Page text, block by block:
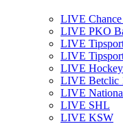
LIVE
LIVE PKO
LIVE
LIVE
LIVE
LIVE Betclic
LIVE
LIVE SHL
LIVE KSW